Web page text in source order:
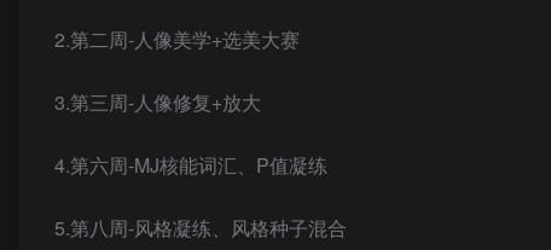
2.第二周-人像美学+选美大赛
3.第三周-人像修复+放大
4.第六周-MJ核能词汇、P值凝练
5.第八周-风格凝练、风格种子混合